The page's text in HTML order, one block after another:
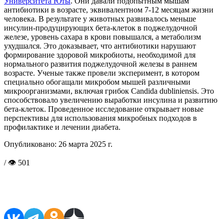
антибиотики в возрасте, эквивалентном 7-12 месяцам жизни
человека. В результате у животных развивалось меньше
инсулин-продуцирующих бета-клеток в поджелудочной
железе, уровень сахара в крови повышался, а метаболизм
ухудшался. Это доказывает, что антибиотики нарушают
формирование здоровой микробиоты, необходимой для
нормального развития поджелудочной железы в раннем
возрасте. Ученые также провели эксперимент, в котором
специально обогащали микробом мышей различными
микроорганизмами, включая грибок Candida dubliniensis. Это
способствовало увеличению выработки инсулина и развитию
бета-клеток. Проведенное исследование открывает новые
перспективы для использования микробных подходов в
профилактике и лечении диабета.
Опубликовано: 26 марта 2025 г.
/ 👁 501